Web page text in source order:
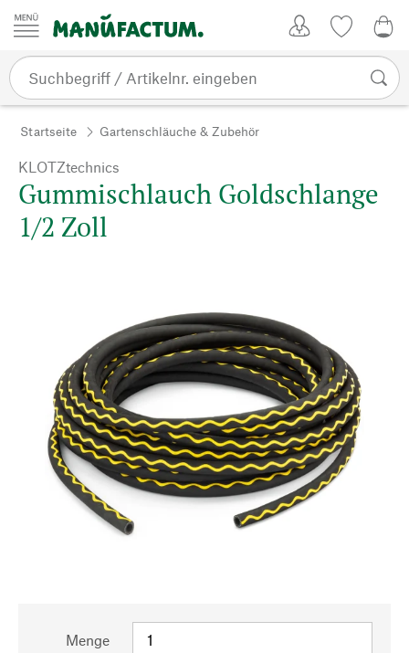
Zum Inhalt springen
Startseite Gartenschläuche & Zubehör
KLOTZtechnics
Gummischlauch Goldschlange
1/2 Zoll
Menge